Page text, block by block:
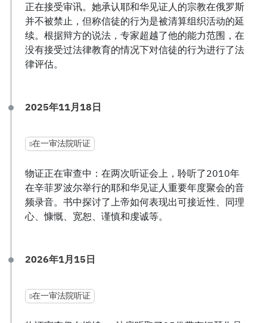
正在接受审讯。她承认耶和华见证人的宗教在俄罗斯
并不被禁止，但称信徒的行为是被清算组织活动的延
续。根据辩方的说法，专家超越了他的能力范围，在
没有接受过法律教育的情况下对信徒的行为进行了法
律评估。
2025年11月18日
在一审法院听证
物证正在审查中：在两次听证会上，聆听了2010年
在辛菲罗波尔举行的耶和华见证人重要年度聚会的音
频录音。书中探讨了上帝如何表现出可接近性、同理
心、慷慨、宽恕、谨慎和虔诚等。
2026年1月15日
在一审法院听证